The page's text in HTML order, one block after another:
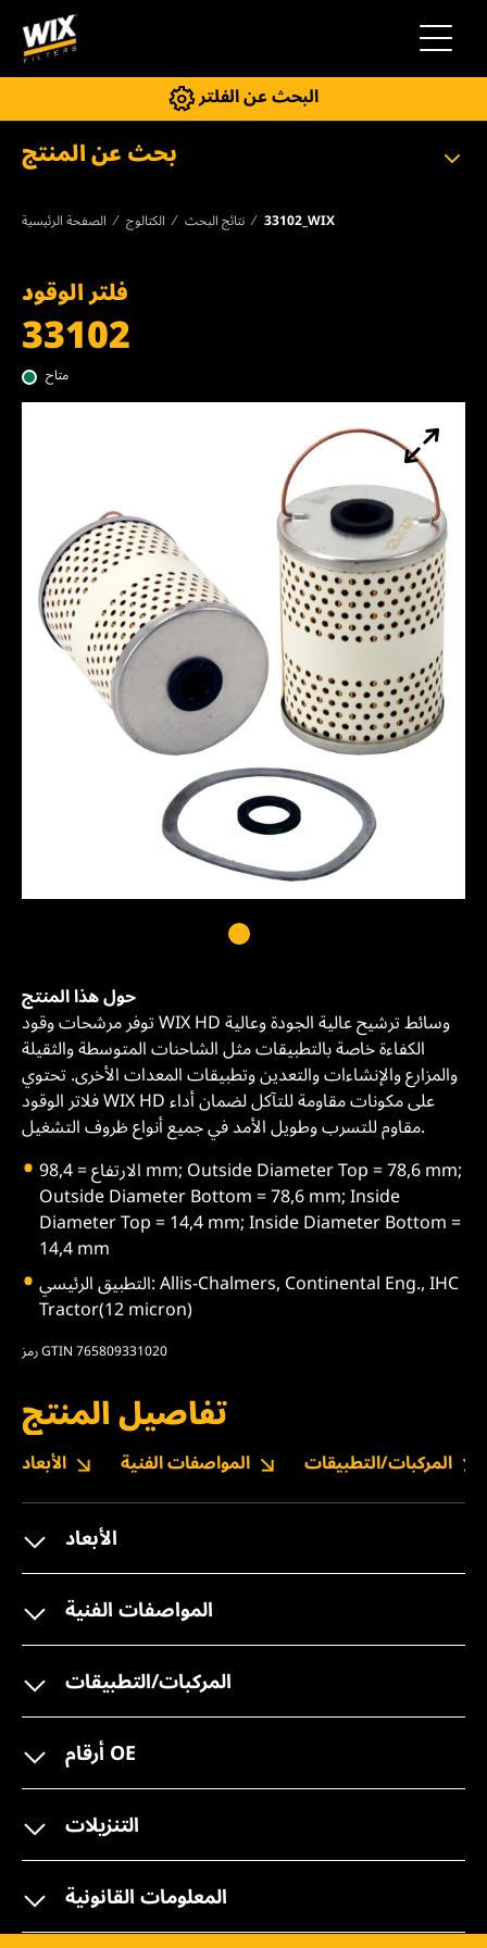
التنقل
البحث عن الفلتر
بحث عن المنتج
الصفحة الرئيسية الكتالوج نتائج البحث 33102_WIX
فلتر الوقود
33102
متاح
حول هذا المنتج
توفر مرشحات وقود WIX HD وسائط ترشيح عالية الجودة وعالية
الكفاءة خاصة بالتطبيقات مثل الشاحنات المتوسطة والثقيلة
والمزارع والإنشاءات والتعدين وتطبيقات المعدات الأخرى. تحتوي
فلاتر الوقود WIX HD على مكونات مقاومة للتآكل لضمان أداء
مقاوم للتسرب وطويل الأمد في جميع أنواع ظروف التشغيل.
الارتفاع = 98,4 mm; Outside Diameter Top = 78,6 mm;
Outside Diameter Bottom = 78,6 mm; Inside
Diameter Top = 14,4 mm; Inside Diameter Bottom =
14,4 mm
التطبيق الرئيسي: Allis-Chalmers, Continental Eng., IHC
Tractor(12 micron)
رمز GTIN 765809331020
تفاصيل المنتج
الأبعاد المواصفات الفنية المركبات/التطبيقات
الأبعاد
المواصفات الفنية
المركبات/التطبيقات
أرقام OE
التنزيلات
المعلومات القانونية